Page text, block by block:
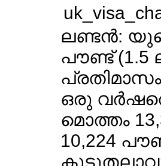
ലണ്ടന്‍:
പൗണ്ട്
ഒരു
മൊത്തം
10,224